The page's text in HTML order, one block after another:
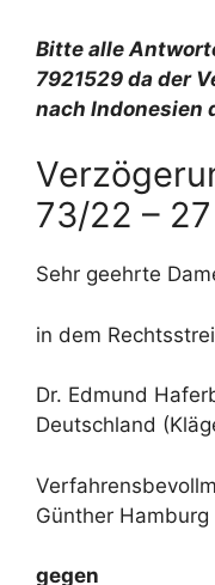
Bitte alle
7921529 da der
nach Indonesien
73/22 –
Sehr geehrte
in dem
Dr. Edmund
Deutschland
Günther Hamburg
gegen